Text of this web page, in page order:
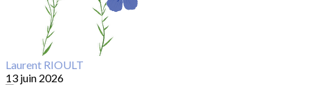
Laurent RIOULT
13 juin 2026